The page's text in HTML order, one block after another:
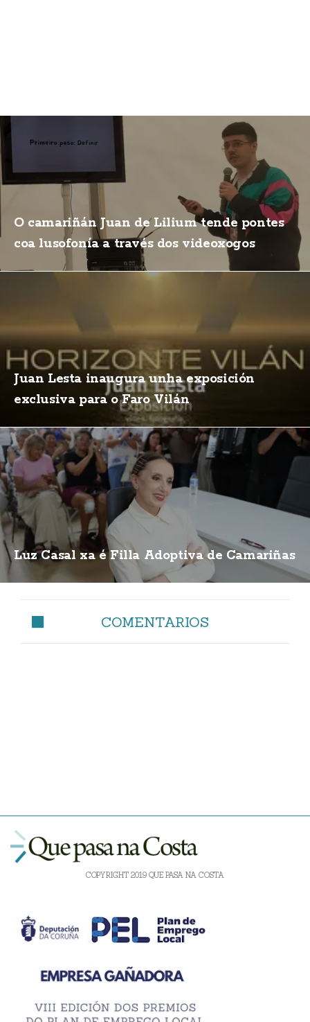
O camariñán Juan de Lilium tende pontes
coa lusofonía a través dos videoxogos
Juan Lesta inaugura unha exposición
exclusiva para o Faro Vilán
Luz Casal xa é Filla Adoptiva de Camariñas
COMENTARIOS
COPYRIGHT 2019 QUE PASA NA COSTA